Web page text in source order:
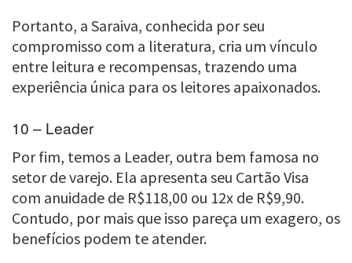
Portanto, a Saraiva, conhecida por seu
compromisso com a literatura, cria um vínculo
entre leitura e recompensas, trazendo uma
experiência única para os leitores apaixonados.
10 – Leader
Por fim, temos a Leader, outra bem famosa no
setor de varejo. Ela apresenta seu Cartão Visa
com anuidade de R$118,00 ou 12x de R$9,90.
Contudo, por mais que isso pareça um exagero, os
benefícios podem te atender.